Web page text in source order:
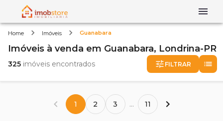
Home Imóveis Guanabara
Imóveis à venda em Guanabara, Londrina-PR
325 imóveis encontrados FILTRAR
1 2 3 ... 11